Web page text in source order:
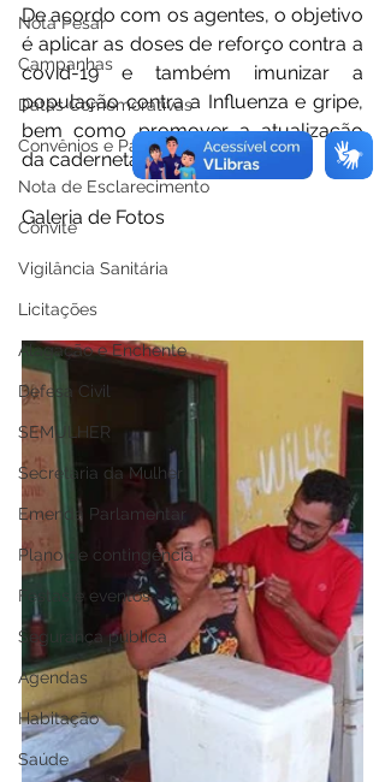
Nota Pesar
Campanhas
Datas Comemorativas
Convênios e Parcerias
Nota de Esclarecimento
Convite
Vigilância Sanitária
Licitações
Alagação e Enchente
Defesa Civil
SEMULHER
Secretaria da Mulher
Emenda Parlamentar
Plano de contingência
Festas e eventos
Segurança pública
Agendas
Habitação
Saúde
De acordo com os agentes, o objetivo
é aplicar as doses de reforço contra a
covid-19 e também imunizar a
população contra a Influenza e gripe,
bem como promover a atualização
da caderneta de vacinação.
Galeria de Fotos